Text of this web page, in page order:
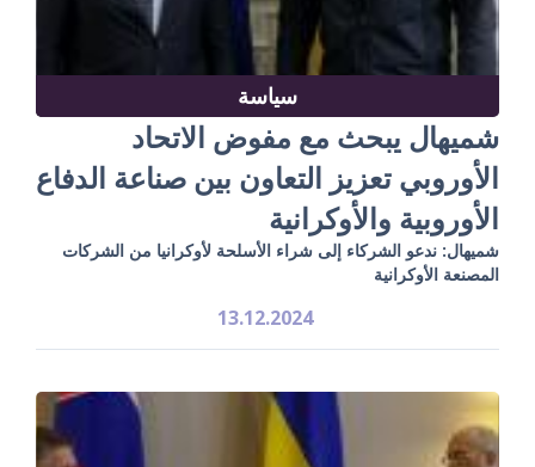
سياسة
شميهال يبحث مع مفوض الاتحاد
الأوروبي تعزيز التعاون بين صناعة الدفاع
الأوروبية والأوكرانية
شميهال: ندعو الشركاء إلى شراء الأسلحة لأوكرانيا من الشركات
المصنعة الأوكرانية
13.12.2024